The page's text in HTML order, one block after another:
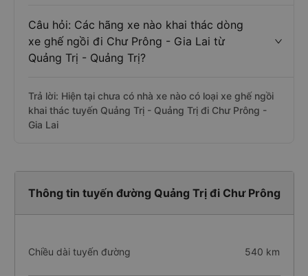
Câu hỏi: Các hãng xe nào khai thác dòng
xe ghế ngồi đi Chư Prông - Gia Lai từ
Quảng Trị - Quảng Trị?
Trả lời: Hiện tại chưa có nhà xe nào có loại xe ghế ngồi
khai thác tuyến Quảng Trị - Quảng Trị đi Chư Prông -
Gia Lai
Thông tin tuyến đường Quảng Trị đi Chư Prông
Chiều dài tuyến đường 540 km